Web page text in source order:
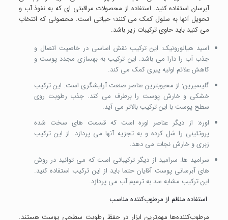
آبرسان استفاده کنید. استفاده از محصولات مراقبتی ای که به نفوذ آب و
تحویل آنها به سلول کمک می کنند؛ حیاتی است. محصولی که انتخاب
می کنید باید حاوی ترکیبات زیر باشد.
اسید هیالورونیک: این ترکیب نقش اساسی در خاصیت اتصال و
جذب آب را دارا می باشد. این ترکیب به بهسازی مجدد پوست و
کاهش علائم اولیه پیری کمک می کند.
گلیسیرین: از محبوبترین عناصر صنعت آرایشگری است. این ترکیب
خشکی و خارش پوست را برطرف می کند. جذب رطوبت روی
سطح پوست با این ترکیب بالاتر می آید.
اوره: از دیگر عناصر اوره است که قسمت های سخت شده
پروتئینی را شل کرده و به تجزیه آنها می پردازد. از این ترکیب
زبری و خارش نجات می دهد.
سرامید ها: سرامید از دیگر ترکیباتی است که می توانید در روش
های آبرسانی پوست آقایان حتما باید از این ترکیب استفاده کنید.
این ترکیب مشابه سد به ترمیم آب می پردازد.
استفاده منظم از مرطوب‌کننده مناسب
مرطوب‌کننده‌ها مهم‌ترین ابزار در حفظ رطوبت سطحی پوست هستند.